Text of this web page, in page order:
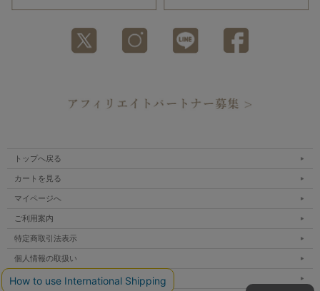
トップへ戻る
カートを見る
マイページへ
ご利用案内
特定商取引法表示
個人情報の取扱い
サイトマップ